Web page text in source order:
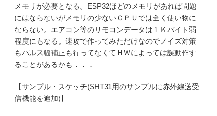
メモリが必要となる。ESP32ほどのメモリがあれば問題
にはならないがメモリの少ないＣＰＵでは全く使い物に
ならない。エアコン等のリモコンデータは１Ｋバイト弱
程度にもなる。速攻で作ってみただけなのでノイズ対策
もパルス幅補正も行ってなくてＨＷによっては誤動作す
ることがあるかも．．．
【サンプル・スケッチ(SHT31用のサンプルに赤外線送受
信機能を追加)】